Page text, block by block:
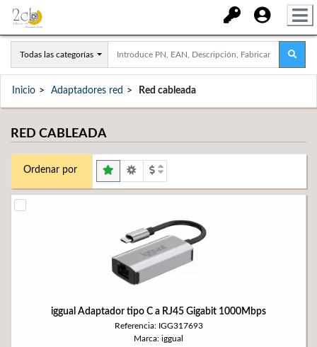
Todas las categorías
Inicio Adaptadores red Red cableada
RED CABLEADA
Ordenar por
iggual Adaptador tipo C a RJ45 Gigabit 1000Mbps
Referencia: IGG317693
Marca: iggual